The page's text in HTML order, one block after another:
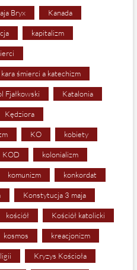
Bryx Kanada
kapitalizm
kara śmierci a katechizm
Fjałkowski Katalonia
Kędziora
KO kobiety
KOD kolonializm
komunizm konkordat
Konstytucja 3 maja
kościół Kościół katolicki
kosmos kreacjonizm
Kryzys Kościoła